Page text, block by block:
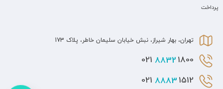
پرداخت
تهران، بهار شیراز، نبش خیابان سلیمان خاطر، پلاک 173
8832 1800 021
8883 1512 021